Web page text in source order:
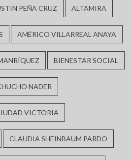
PEÑA CRUZ ALTAMIRA
AMÉRICO VILLARREAL ANAYA
BIENESTAR SOCIAL
NADER
VICTORIA
CLAUDIA SHEINBAUM PARDO